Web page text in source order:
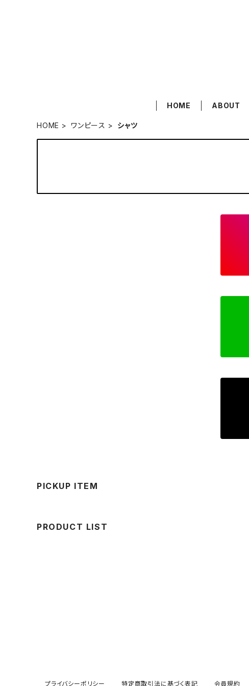
HOME ABOUT
HOME ワンピース シャツ
PICKUP ITEM
PRODUCT LIST
プライバシーポリシー 特定商取引法に基づく表記 会員規約